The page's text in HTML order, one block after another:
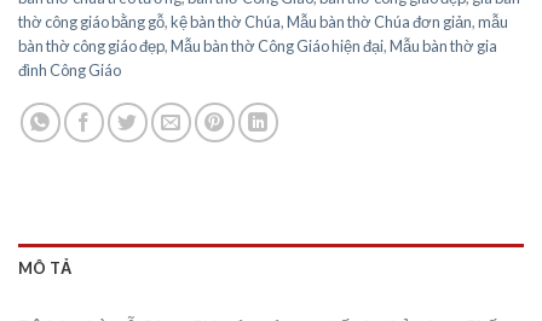
thờ công giáo bằng gỗ,kệ bàn thờ Chúa,Mẫu bàn thờ Chúa đơn giản,mẫu
bàn thờ công giáo đẹp,Mẫu bàn thờ Công Giáo hiện đại,Mẫu bàn thờ gia
đình Công Giáo
MÔ TẢ